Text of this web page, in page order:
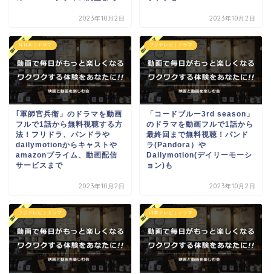
2023年10月2日 2023年10月2日
ＮＨＫ｜ドラマ
｢軍師官兵衛」のドラマを動画
フルで1話から無料視聴する方
法！フリドラ、パンドラや
dailymotionからキャストや
amazonプライム、動画配信
サービスまで
2023年10月2日
フジテレビ｜ドラマ
「コードブルー3rd season」
のドラマを動画フルで1話から
最終回まで無料視聴！パンド
ラ(Pandora）や
Dailymotion(デイリーモーシ
ョン)も
2023年10月2日
フジテレビ｜ドラマ 日本テレビ｜ドラマ